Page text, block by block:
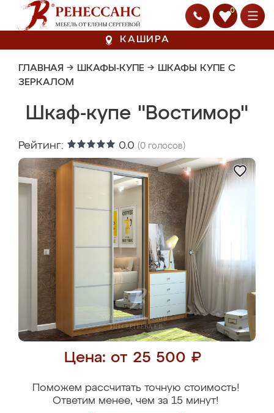
0
КАШИРА
ГЛАВНАЯ → ШКАФЫ-КУПЕ → ШКАФЫ КУПЕ С
ЗЕРКАЛОМ
Шкаф-купе "Востимор"
Рейтинг: 0.0 (0 голосов)
Цена: от 25 500 ₽
Поможем рассчитать точную стоимость!
Ответим менее, чем за 15 минут!